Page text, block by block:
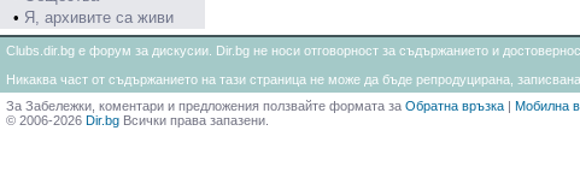
• Я, архивите са живи
Clubs.dir.bg е форум за дискусии. Dir.bg не носи отговорност за съдържанието и
Никаква част от съдържанието на тази страница не може да бъде репродуцирана,
За Забележки, коментари и предложения ползвайте формата за Обратна връзка | Мобилна
© 2006-2026 Dir.bg Всички права запазени.